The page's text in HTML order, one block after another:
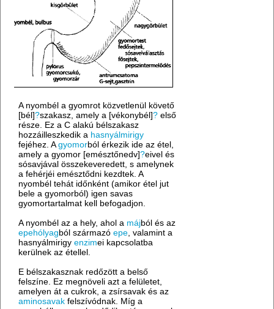
A nyombél a gyomrot közvetlenül követő
[bél]?szakasz, amely a [vékonybél]?első
része. Ez a C alakú bélszakasz
hozzáilleszkedik a hasnyálmirigy
fejéhez. Agyomorból érkezik ide az étel,
amely a gyomor [emésztőnedv]?eivel és
sósavjával összekeveredett, s amelynek
a fehérjéi emésztődni kezdtek. A
nyombél tehát időnként (amikor étel jut
bele a gyomorból) igen savas
gyomortartalmat kell befogadjon.
A nyombél az a hely, ahol a májból és az
epehólyagból származó epe, valamint a
hasnyálmirigy enzimei kapcsolatba
kerülnek az étellel.
E bélszakasznak redőzött a belső
felszíne. Ez megnöveli azt a felületet,
amelyen át a cukrok, a zsírsavak és az
aminosavakfelszívódnak. Míg a